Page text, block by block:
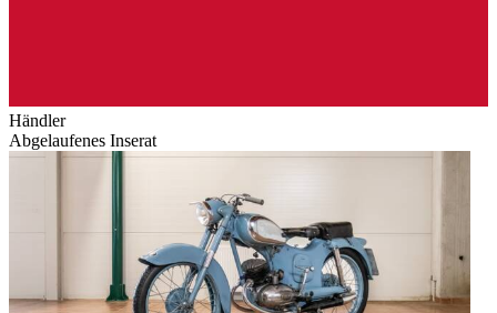
Händler
Abgelaufenes Inserat